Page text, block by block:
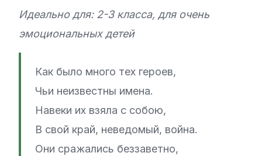
Идеально для: 2-3 класса, для очень
эмоциональных детей
Как было много тех героев,
Чьи неизвестны имена.
Навеки их взяла с собою,
В свой край, неведомый, война.
Они сражались беззаветно,